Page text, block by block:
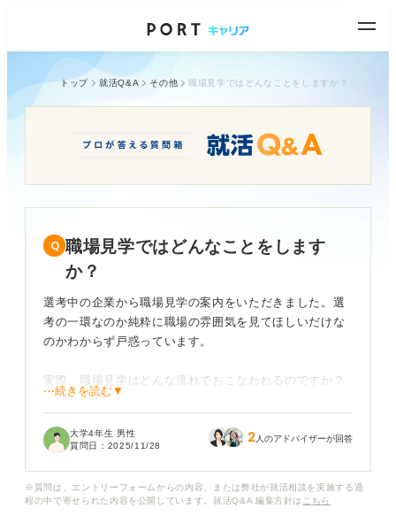
トップ 就活Q&A その他 職場見学ではどんなことをしますか？
職場見学ではどんなことをします
か？
選考中の企業から職場見学の案内をいただきました。選
考の一環なのか純粋に職場の雰囲気を見てほしいだけな
のかわからず戸惑っています。
実際、職場見学はどんな流れでおこなわれるのですか？
度も選考の一部として見られているのでしょうか。
なことをしてマイナス評価につながらないか心配です。
⋯続きを読む▼
大学4年生 男性
質問日： 2025/11/28 2 人のアドバイザーが回答
※質問は、エントリーフォームからの内容、または弊社が就活相談を実施する過
程の中で寄せられた内容を公開しています。就活Q&A 編集方針は こちら